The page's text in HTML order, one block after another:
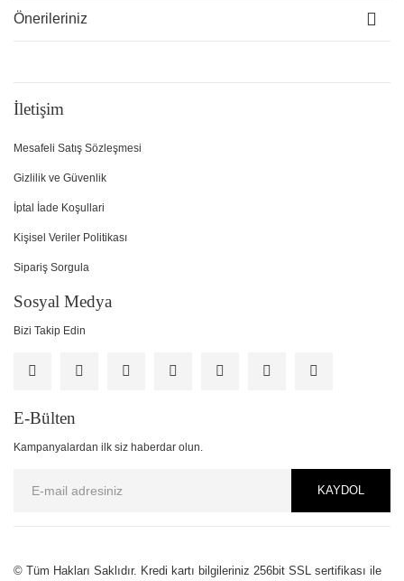
Önerileriniz
İletişim
Mesafeli Satış Sözleşmesi
Gizlilik ve Güvenlik
İptal İade Koşullari
Kişisel Veriler Politikası
Sipariş Sorgula
Sosyal Medya
Bizi Takip Edin
E-Bülten
Kampanyalardan ilk siz haberdar olun.
KAYDOL
© Tüm Hakları Saklıdır. Kredi kartı bilgileriniz 256bit SSL sertifikası ile